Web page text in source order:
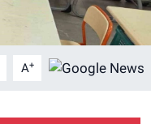
A+